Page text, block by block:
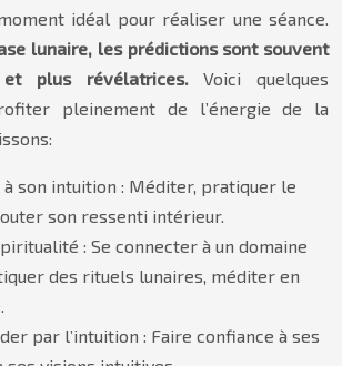
idéal pour réaliser une séance.
lunaire, les prédictions sont souvent
et plus révélatrices.Voici quelques
pleinement de l’énergie de la
son intuition : Méditer, pratiquer le
son ressenti intérieur.
: Se connecter à un domaine
des rituels lunaires, méditer en
par l’intuition : Faire confiance à ses